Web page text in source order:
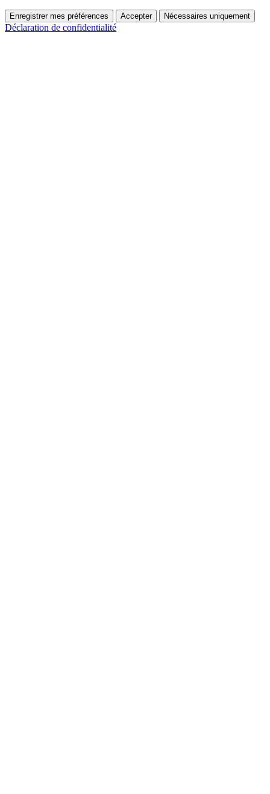
Enregistrer mes préférences Accepter Nécessaires uniquement
Déclaration de confidentialité